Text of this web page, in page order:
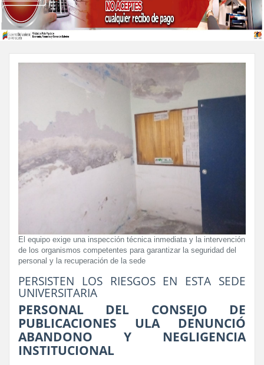
El equipo exige una inspección técnica inmediata y la intervención
de los organismos competentes para garantizar la seguridad del
personal y la recuperación de la sede
PERSISTEN LOS RIESGOS EN ESTA SEDE
UNIVERSITARIA
PERSONAL DEL CONSEJO DE
PUBLICACIONES ULA DENUNCIÓ
ABANDONO Y NEGLIGENCIA
INSTITUCIONAL